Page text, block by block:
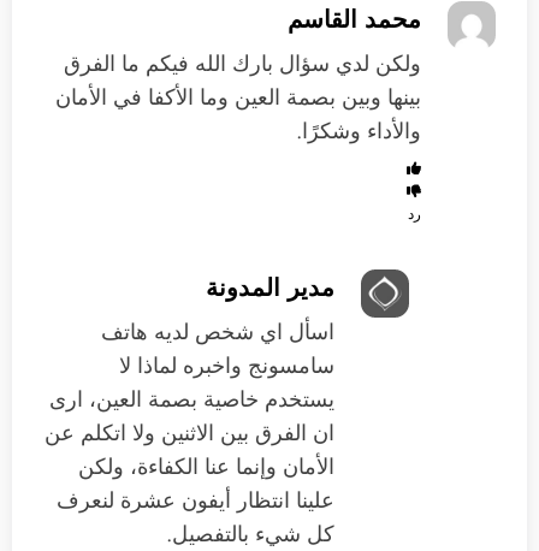
محمد القاسم
ولكن لدي سؤال بارك الله فيكم ما الفرق
بينها وبين بصمة العين وما الأكفا في الأمان
والأداء وشكرًا.
رد
مدير المدونة
اسأل اي شخص لديه هاتف
سامسونج واخبره لماذا لا
يستخدم خاصية بصمة العين، ارى
ان الفرق بين الاثنين ولا اتكلم عن
الأمان وإنما عنا الكفاءة، ولكن
علينا انتظار أيفون عشرة لنعرف
كل شيء بالتفصيل.